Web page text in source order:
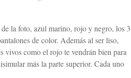
la foto, azul marino, rojo y negro, los 3
de color. Además al ser liso,
vivos como el rojo te vendrán bien para
más la parte superior. Cada uno